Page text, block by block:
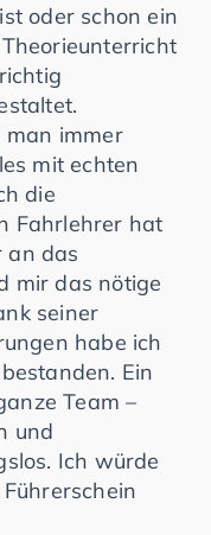
oder schon ein
man immer
mit echten
die
Fahrlehrer hat
an das
mir das nötige
seiner
habe ich
Ein
Team –
und
Ich würde